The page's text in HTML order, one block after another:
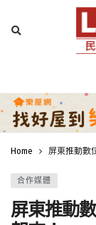
Home 屏東推動數
合作媒體
屏東推動